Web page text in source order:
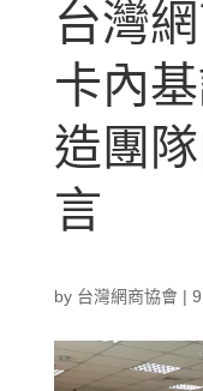
台灣
卡內
造團
言
by 台灣網商協會|